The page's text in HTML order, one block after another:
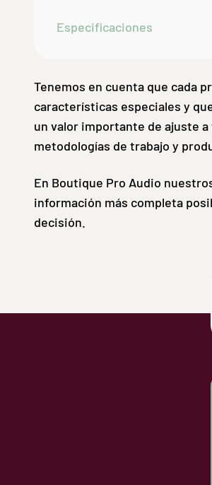
Especificaciones
Tenemos en cuenta que cada
características especiales y
un valor importante de ajuste
metodologías de trabajo y
En Boutique Pro Audio
información más completa
decisión.